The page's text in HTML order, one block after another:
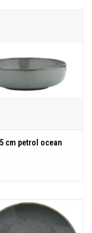
cm petrol ocean